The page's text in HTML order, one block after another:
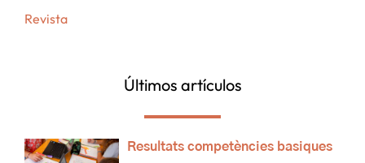
Revista
Últimos artículos
Resultats competències basiques